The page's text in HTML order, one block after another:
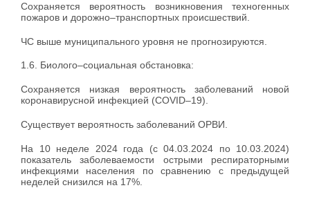
Сохраняется вероятность возникновения техногенных
пожаров и дорожно–транспортных происшествий.
ЧС выше муниципального уровня не прогнозируются.
1.6. Биолого–социальная обстановка:
Сохраняется низкая вероятность заболеваний новой
коронавирусной инфекцией (COVID–19).
Существует вероятность заболеваний ОРВИ.
На 10 неделе 2024 года (c 04.03.2024 по 10.03.2024)
показатель заболеваемости острыми респираторными
инфекциями населения по сравнению с предыдущей
неделей снизился на 17%.